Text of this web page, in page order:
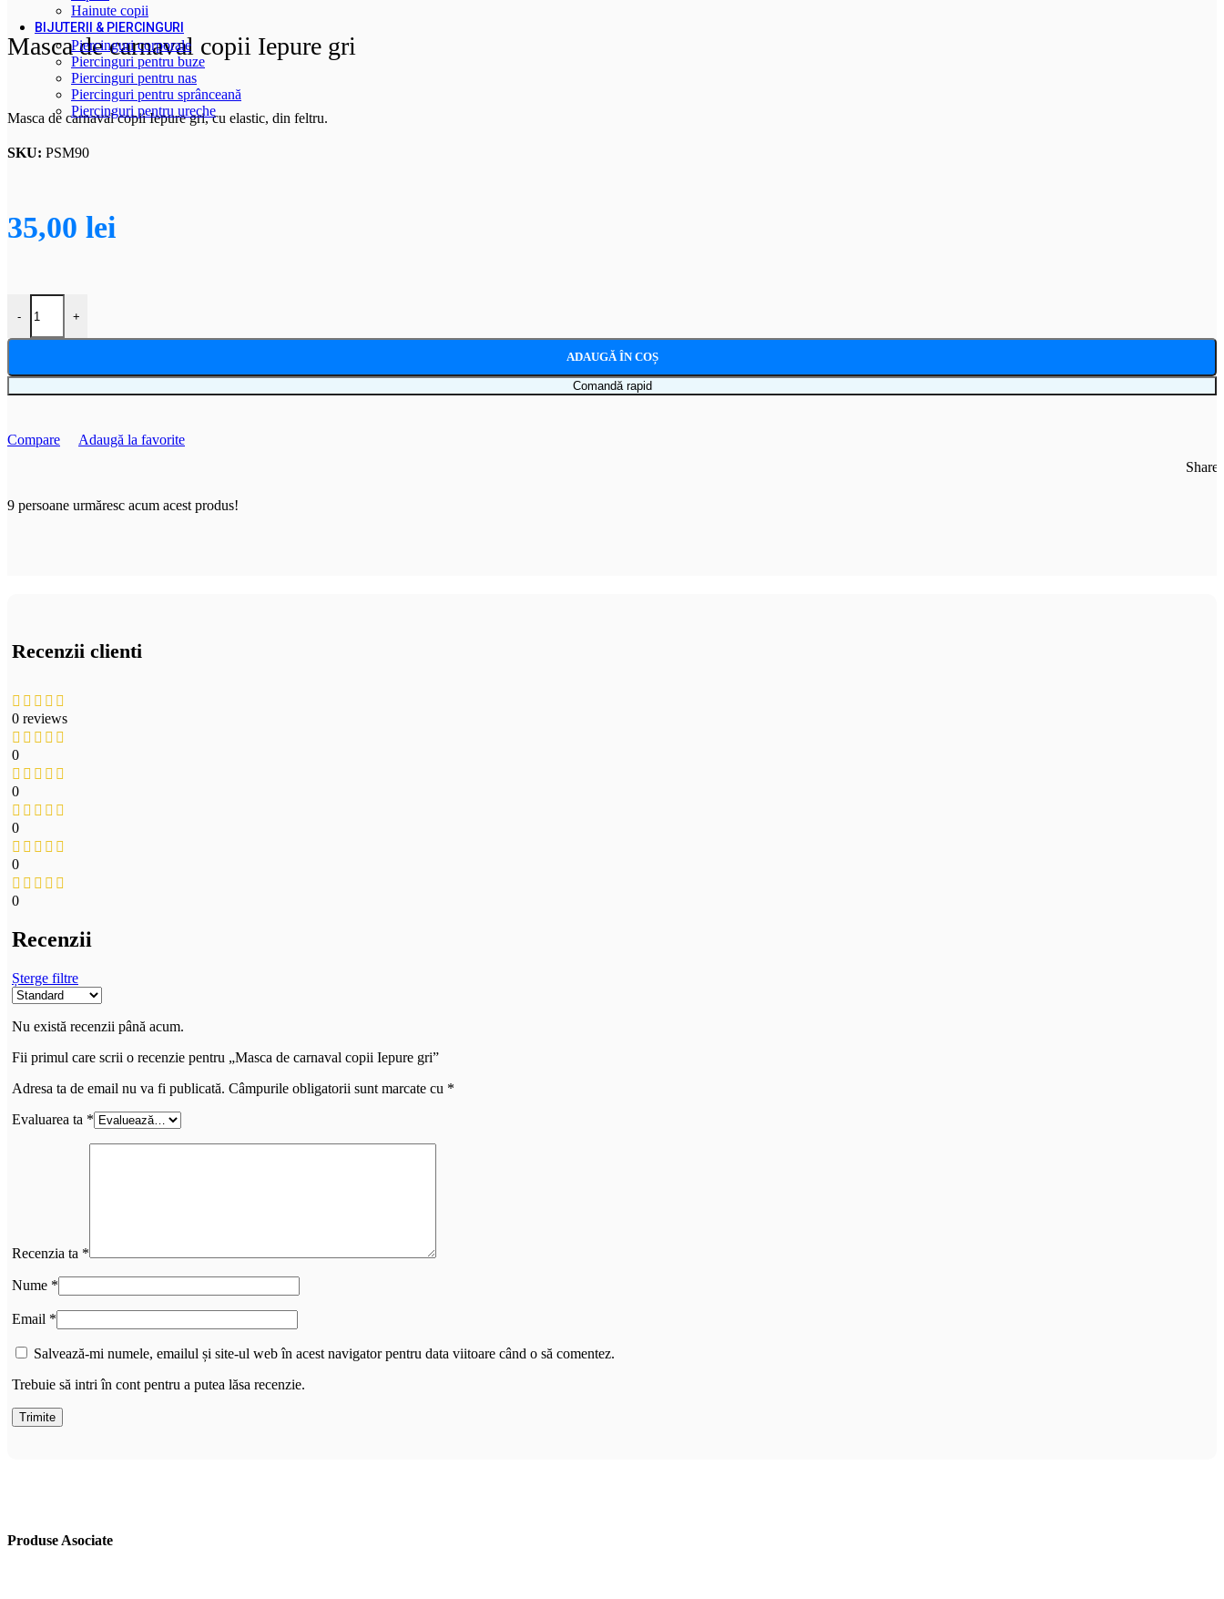
Hainute copii
BIJUTERII & PIERCINGURI
Piercinguri corporale
Piercinguri pentru buze
Piercinguri pentru nas
Piercinguri pentru sprânceană
Piercinguri pentru ureche
Masca de carnaval copii Iepure gri
Masca de carnaval copii Iepure gri, cu elastic, din feltru.
SKU: PSM90
35,00 lei
- +
ADAUGĂ ÎN COȘ
Comandă rapid
Compare
Adaugă la favorite
Share:
9 persoane urmăresc acum acest produs!
Recenzii clienti
0 reviews
0
0
0
0
0
Recenzii
Șterge filtre
Nu există recenzii până acum.
Fii primul care scrii o recenzie pentru „Masca de carnaval copii Iepure gri”
Adresa ta de email nu va fi publicată. Câmpurile obligatorii sunt marcate cu *
Evaluarea ta *
Recenzia ta *
Nume *
Email *
Salvează-mi numele, emailul și site-ul web în acest navigator pentru data viitoare când o să comentez.
Trebuie să intri în cont pentru a putea lăsa recenzie.
Produse Asociate